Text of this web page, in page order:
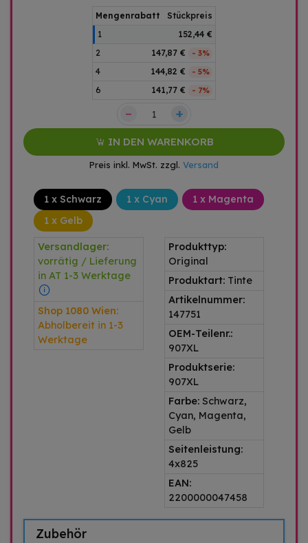
Mengenrabatt
Stückpreis
1
152,44 €
2
147,87 € - 3%
4 144,82 € - 5%
6 141,77 € - 7%
– +
IN DEN WARENKORB
Preis inkl. MwSt. zzgl. Versand
1 x Schwarz 1 x Cyan
1 x Magenta
1 x Gelb
Versandlager:
vorrätig / Lieferung
in AT 1-3 Werktage
Shop 1080 Wien:
Abholbereit in 1-3
Werktage
Produkttyp:
Original
Produktart: Tinte
Artikelnummer:
147751
OEM-Teilenr.:
907XL
Produktserie:
907XL
Farbe: Schwarz,
Cyan, Magenta,
Gelb
Seitenleistung:
4x825
EAN:
2200000047458
Zubehör